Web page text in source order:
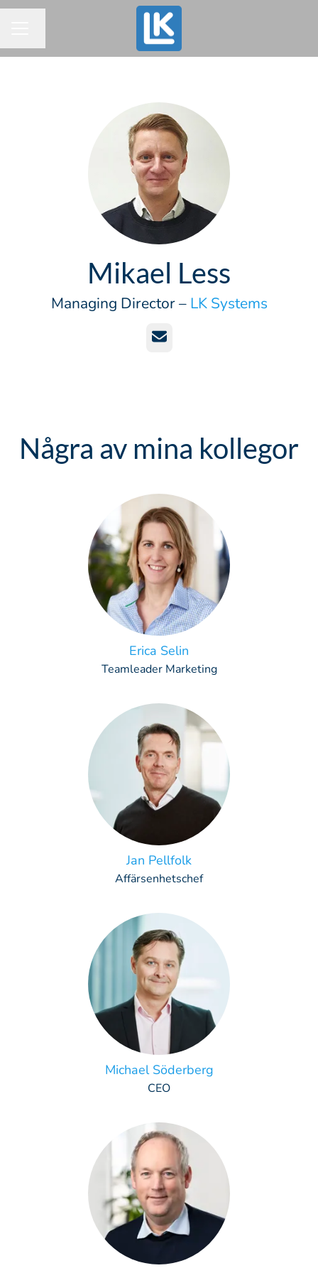
Mikael Less
Managing Director – LK Systems
E-post
Några av mina kollegor
Erica Selin
Teamleader Marketing
Jan Pellfolk
Affärsenhetschef
Michael Söderberg
CEO